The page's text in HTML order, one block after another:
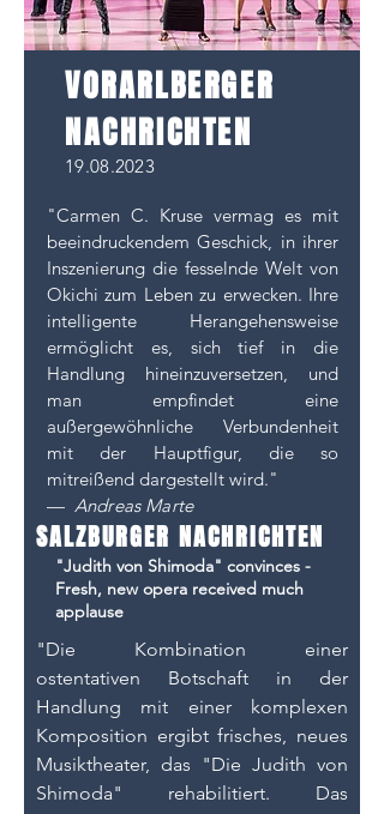
VORARLBERGER
NACHRICHTEN
19.08.2023
"Carmen C. Kruse vermag es mit
beeindruckendem Geschick, in ihrer
Inszenierung die fesselnde Welt von
Okichi zum Leben zu erwecken. Ihre
intelligente Herangehensweise
ermöglicht es, sich tief in die
Handlung hineinzuversetzen, und
man empfindet eine
außergewöhnliche Verbundenheit
mit der Hauptfigur, die so
mitreißend dargestellt wird."
— Andreas Marte
SALZBURGER NACHRICHTEN
"Judith von Shimoda" convinces -
Fresh, new opera received much
applause
"Die Kombination einer
ostentativen Botschaft in der
Handlung mit einer komplexen
Komposition ergibt frisches, neues
Musiktheater, das "Die Judith von
Shimoda" rehabilitiert. Das